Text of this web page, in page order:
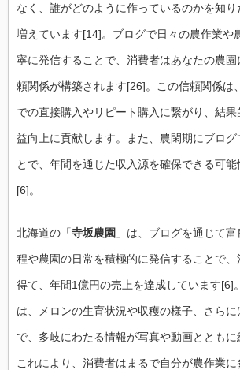
なく、誰がどのように作っているのかを知
増えています[14]。ブログで日々の農作業や
寧に発信することで、消費者はあなたの農
頼関係が構築されます[26]。この信頼関係は
での直接購入やリピート購入に繋がり、結
益向上に貢献します。また、農閑期にブログ
とで、年間を通じた収入源を確保できる可
[6]。
北海道の「寺坂農園 」は、ブログを通じて
程や農園の日常を積極的に発信することで
得て、年間1億円の売上を達成しています[6]
は、メロンの生育状況や収穫の様子、さらに
で、多岐にわたる情報が写真や動画とともに
これにより、消費者はまるで自分が農作業に